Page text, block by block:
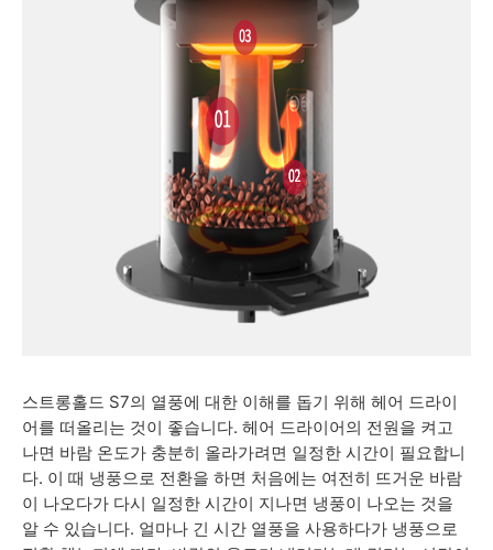
스트롱홀드 S7의 열풍에 대한 이해를 돕기 위해 헤어 드라이
어를 떠올리는 것이 좋습니다. 헤어 드라이어의 전원을 켜고
나면 바람 온도가 충분히 올라가려면 일정한 시간이 필요합니
다. 이 때 냉풍으로 전환을 하면 처음에는 여전히 뜨거운 바람
이 나오다가 다시 일정한 시간이 지나면 냉풍이 나오는 것을
알 수 있습니다. 얼마나 긴 시간 열풍을 사용하다가 냉풍으로